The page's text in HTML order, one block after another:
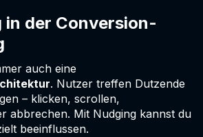
in der Conversion-
auch eine
. Nutzer treffen Dutzende
– klicken, scrollen,
abbrechen. Mit Nudging kannst du
beeinflussen.